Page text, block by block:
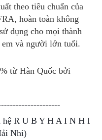
theo tiêu chuẩn của
hoàn toàn không
dụng cho mọi thành
em và người lớn tuổi.
từ Hàn Quốc bởi
hệ R U B Y H A I N H I
Nhi)